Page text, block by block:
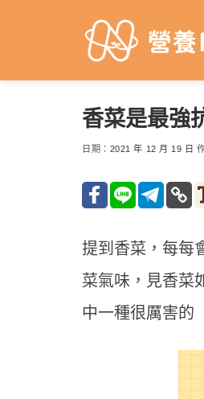
香菜是最強
日期： 2021 年 12 月 19 日
提到香菜，每每
菜氣味，見香菜
中一種很厲害的